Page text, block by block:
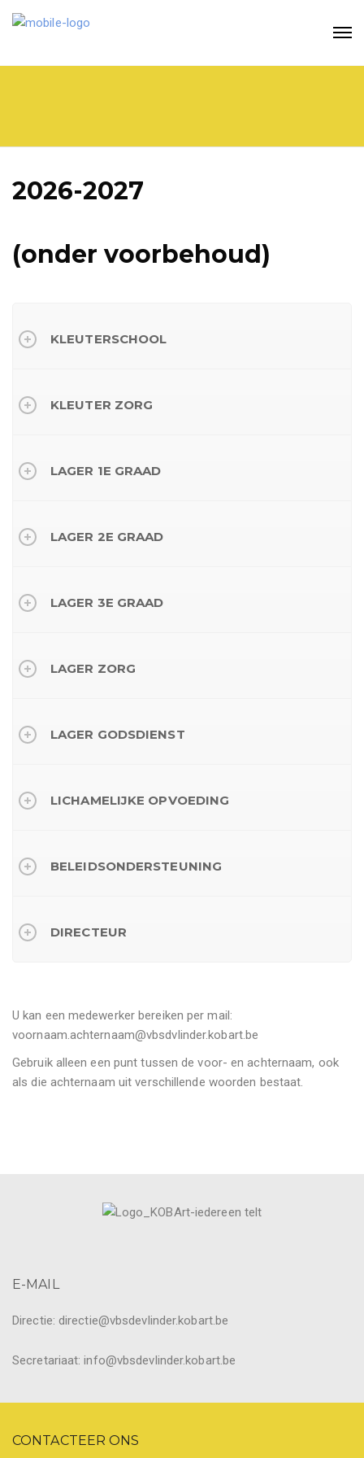
2026-2027
(onder voorbehoud)
KLEUTERSCHOOL
KLEUTER ZORG
LAGER 1E GRAAD
LAGER 2E GRAAD
LAGER 3E GRAAD
LAGER ZORG
LAGER GODSDIENST
LICHAMELIJKE OPVOEDING
BELEIDSONDERSTEUNING
DIRECTEUR
U kan een medewerker bereiken per mail:
voornaam.achternaam@vbsdvlinder.kobart.be
Gebruik alleen een punt tussen de voor- en achternaam, ook
als die achternaam uit verschillende woorden bestaat.
E-MAIL
Directie: directie@vbsdevlinder.kobart.be
Secretariaat: info@vbsdevlinder.kobart.be
CONTACTEER ONS